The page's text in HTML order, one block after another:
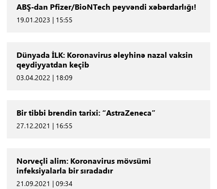
ABŞ-dan Pfizer/BioNTech peyvəndi xəbərdarlığı!
19.01.2023 | 15:55
Dünyada İLK: Koronavirus əleyhinə nazal vaksin
qeydiyyatdan keçib
03.04.2022 | 18:09
Bir tibbi brendin tarixi: “AstraZeneca”
27.12.2021 | 16:55
Norveçli alim: Koronavirus mövsümi
infeksiyalarla bir sıradadır
21.09.2021 | 09:34